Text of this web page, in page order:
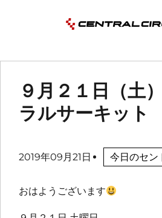
９月２１日（土
ラルサーキット
2019年09月21日 今日のセン
おはようございます